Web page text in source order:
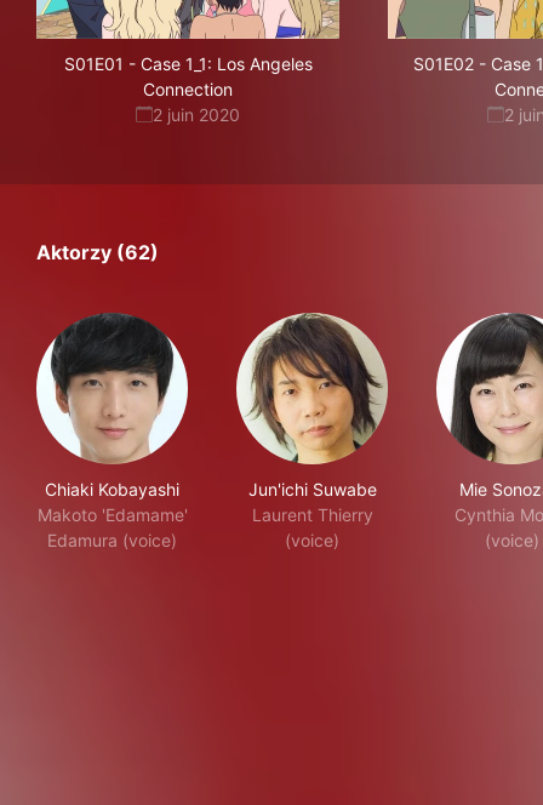
S01E01 - Case 1_1: Los Angeles
Connection
2 juin 2020
S01E02- Case
2
Aktorzy (62)
Chiaki Kobayashi
Makoto 'Edamame'
Edamura (voice)
Jun'ichi Suwabe
Laurent Thierry
(voice)
Mie
Cynthia
(voice)